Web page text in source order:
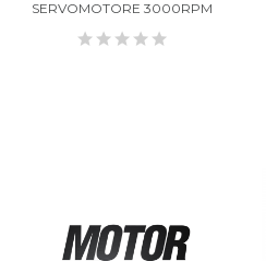
SERVOMOTORE 3000RPM